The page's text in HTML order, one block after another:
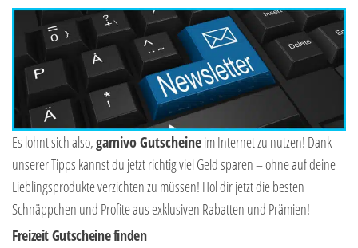
Es lohnt sich also,gamivo Gutscheineim Internet zu nutzen! Dank
unserer Tipps kannst du jetzt richtig viel Geld sparen – ohne auf deine
Lieblingsprodukte verzichten zu müssen! Hol dir jetzt die besten
Schnäppchen und Profite aus exklusiven Rabatten und Prämien!
Freizeit Gutscheine finden